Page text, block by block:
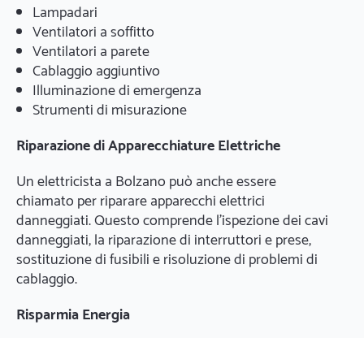
Lampadari
Ventilatori a soffitto
Ventilatori a parete
Cablaggio aggiuntivo
Illuminazione di emergenza
Strumenti di misurazione
Riparazione di Apparecchiature Elettriche
Un elettricista a Bolzano può anche essere
chiamato per riparare apparecchi elettrici
danneggiati. Questo comprende l'ispezione dei cavi
danneggiati, la riparazione di interruttori e prese,
sostituzione di fusibili e risoluzione di problemi di
cablaggio.
Risparmia Energia